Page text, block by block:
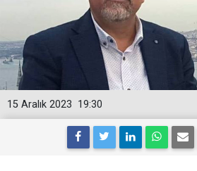
19:30
15 Aralık 2023